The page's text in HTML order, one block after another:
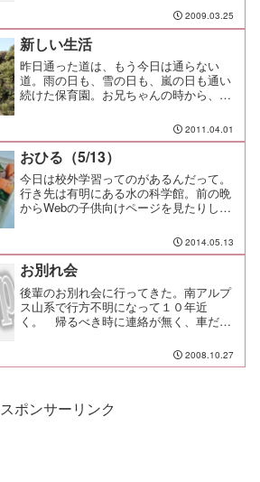
各国語版を見てみると、案の定と言う
か、面白い状態になっていた。日本と韓
国はもちろんトップニュース...
2009.03.25
新しい生活
昨日通った道は、もう今日は通らない
道。雨の日も、雪の日も、嵐の日も通い
続けた保育園。お兄ちゃんの時から、パ
たんだ。でも、道端に咲く花も、毎朝の
お巡りさんとの挨拶も、みんな思い出の
中に。今日から君は小学生に...
2011.04.01
おひる（5/13）
今日は校外学習ってのがあるんだって。
行き先は有明にある水の科学館。前の晩
からWebの子供向けページを見たりしな
で、今日は校外学習用の弁当と塾弁を2人
分の、計3食を用意した。校外学習用には
焼鮭と春巻き、だし巻...
2014.05.13
お別れ会
後輩のお別れ会に行ってきた。南アルプ
ス山系で行方不明になって１０年近
く。 帰るべき時に連絡が無く、車だけ
からず、何も見つからぬまま、彼と、彼
のご家族は今日という日を迎えた。生死
2008.10.27
スポンサーリンク